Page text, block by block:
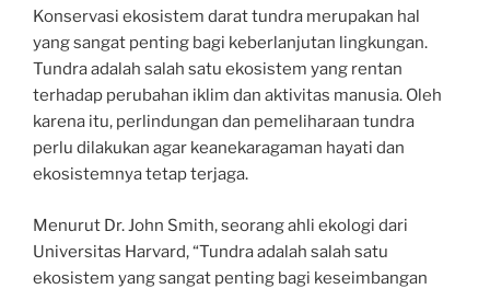
Konservasi ekosistem darat tundra merupakan hal
yang sangat penting bagi keberlanjutan lingkungan.
Tundra adalah salah satu ekosistem yang rentan
terhadap perubahan iklim dan aktivitas manusia. Oleh
karena itu, perlindungan dan pemeliharaan tundra
perlu dilakukan agar keanekaragaman hayati dan
ekosistemnya tetap terjaga.
Menurut Dr. John Smith, seorang ahli ekologi dari
Universitas Harvard, “Tundra adalah salah satu
ekosistem yang sangat penting bagi keseimbangan